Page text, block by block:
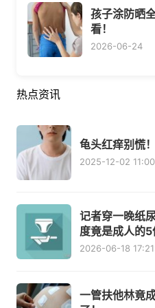
孩子涂防晒
看！
2026-06-24
热点资讯
龟头红痒别慌
2025-12-02
记者穿一晚纸
度竟是成人的5
2026-06-18
一管扶他林竟